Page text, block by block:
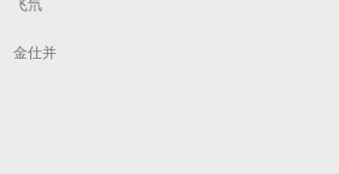
飞氘
金仕并